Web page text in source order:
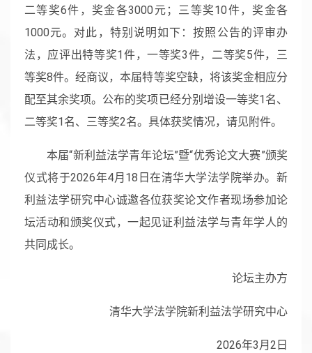
二等奖6件，奖金各3000元；三等奖10件，奖金各
1000元。对此，特别说明如下：按照公告的评审办
法，应评出特等奖1件，一等奖3件，二等奖5件，三
等奖8件。经商议，本届特等奖空缺，将该奖金相应分
配至其余奖项。公布的奖项已经分别增设一等奖1名、
二等奖1名、三等奖2名。具体获奖情况，请见附件。
本届“新利益法学青年论坛”暨“优秀论文大赛”颁奖
仪式将于2026年4月18日在清华大学法学院举办。新
利益法学研究中心诚邀各位获奖论文作者现场参加论
坛活动和颁奖仪式，一起见证利益法学与青年学人的
共同成长。
论坛主办方
清华大学法学院新利益法学研究中心
2026年3月2日